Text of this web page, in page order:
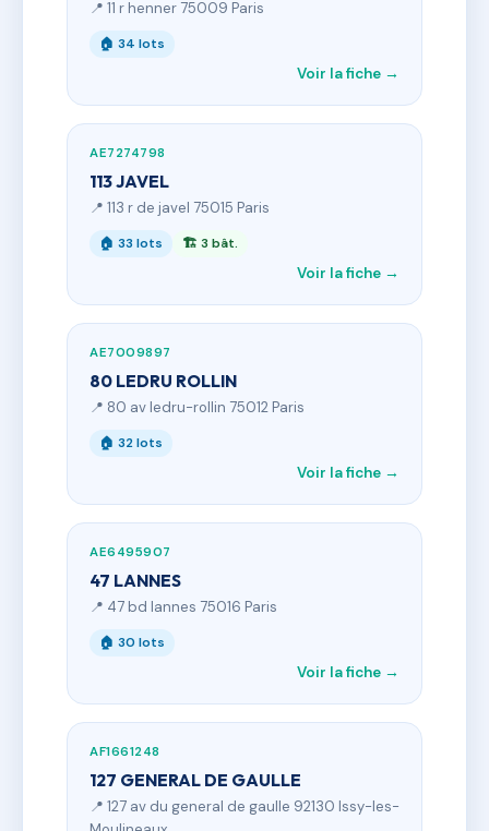
📍 11 r henner 75009 Paris
🏠 34 lots
Voir la fiche →
AE7274798
113 JAVEL
📍 113 r de javel 75015 Paris
🏠 33 lots 🏗 3 bât.
Voir la fiche →
AE7009897
80 LEDRU ROLLIN
📍 80 av ledru-rollin 75012 Paris
🏠 32 lots
Voir la fiche →
AE6495907
47 LANNES
📍 47 bd lannes 75016 Paris
🏠 30 lots
Voir la fiche →
AF1661248
127 GENERAL DE GAULLE
📍 127 av du general de gaulle 92130 Issy-les-